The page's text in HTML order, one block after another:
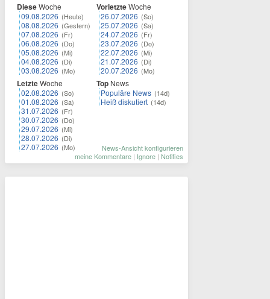
DieseWoche
09.08.2026 (Heute)
08.08.2026 (Gestern)
07.08.2026 (Fr)
06.08.2026 (Do)
05.08.2026 (Mi)
04.08.2026 (Di)
03.08.2026 (Mo)
LetzteWoche
02.08.2026 (So)
01.08.2026 (Sa)
31.07.2026 (Fr)
30.07.2026 (Do)
29.07.2026 (Mi)
28.07.2026 (Di)
27.07.2026 (Mo)
VorletzteWoche
26.07.2026 (So)
25.07.2026 (Sa)
24.07.2026 (Fr)
23.07.2026 (Do)
22.07.2026 (Mi)
21.07.2026 (Di)
20.07.2026 (Mo)
Top News
Populäre News (14d)
Heiß diskutiert (14d)
News-Ansicht konfigurieren
meine Kommentare | Ignore | Notifies